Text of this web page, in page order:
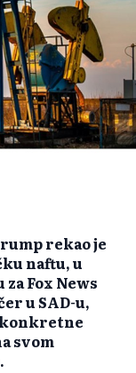
rekao je
naftu, u
Fox News
u SAD-u,
svom